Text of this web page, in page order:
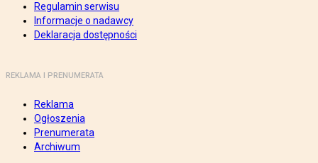
Regulamin serwisu
Informacje o nadawcy
Deklaracja dostępności
REKLAMA I PRENUMERATA
Reklama
Ogłoszenia
Prenumerata
Archiwum